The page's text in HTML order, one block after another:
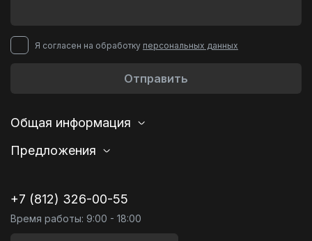
Я согласен на обработку персональных данных
Отправить
Общая информация
Предложения
+7 (812) 326-00-55
Время работы: 9:00 - 18:00